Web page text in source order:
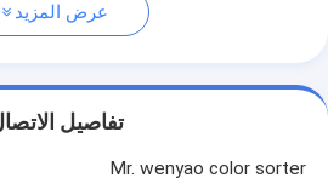
عرض المزيد
تفاصيل
Mr. wenyao color sorter